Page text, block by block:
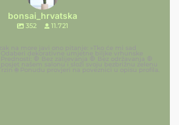
bonsai_hrvatska
352 11.721